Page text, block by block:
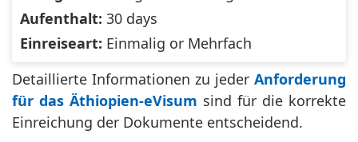
United States
Minor Outlying
Islands
America
Uruguay
Vanuatu
Vatican City (Holy
Wallis and Futuna
Aufenthalt: 30 days
Einreiseart: Einmalig or Mehrfach
Detaillierte Informationen zu jeder Anforderung
für das Äthiopien-eVisum sind für die korrekte
Einreichung der Dokumente entscheidend.